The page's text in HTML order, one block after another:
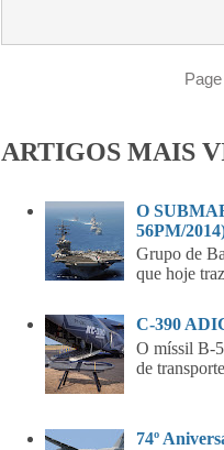
ARTIGOS MAIS
O
56PM/
Grupo de
que hoje
C-390
O míssil B-
de
74º